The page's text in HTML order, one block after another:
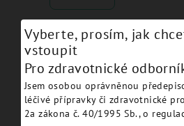
Vyberte, prosím, jak
vstoupit
Pro zdravotnické
Jsem osobou oprávněnou
léčivé přípravky či zdravotnické
2a zákona č. 40/1995 Sb., o